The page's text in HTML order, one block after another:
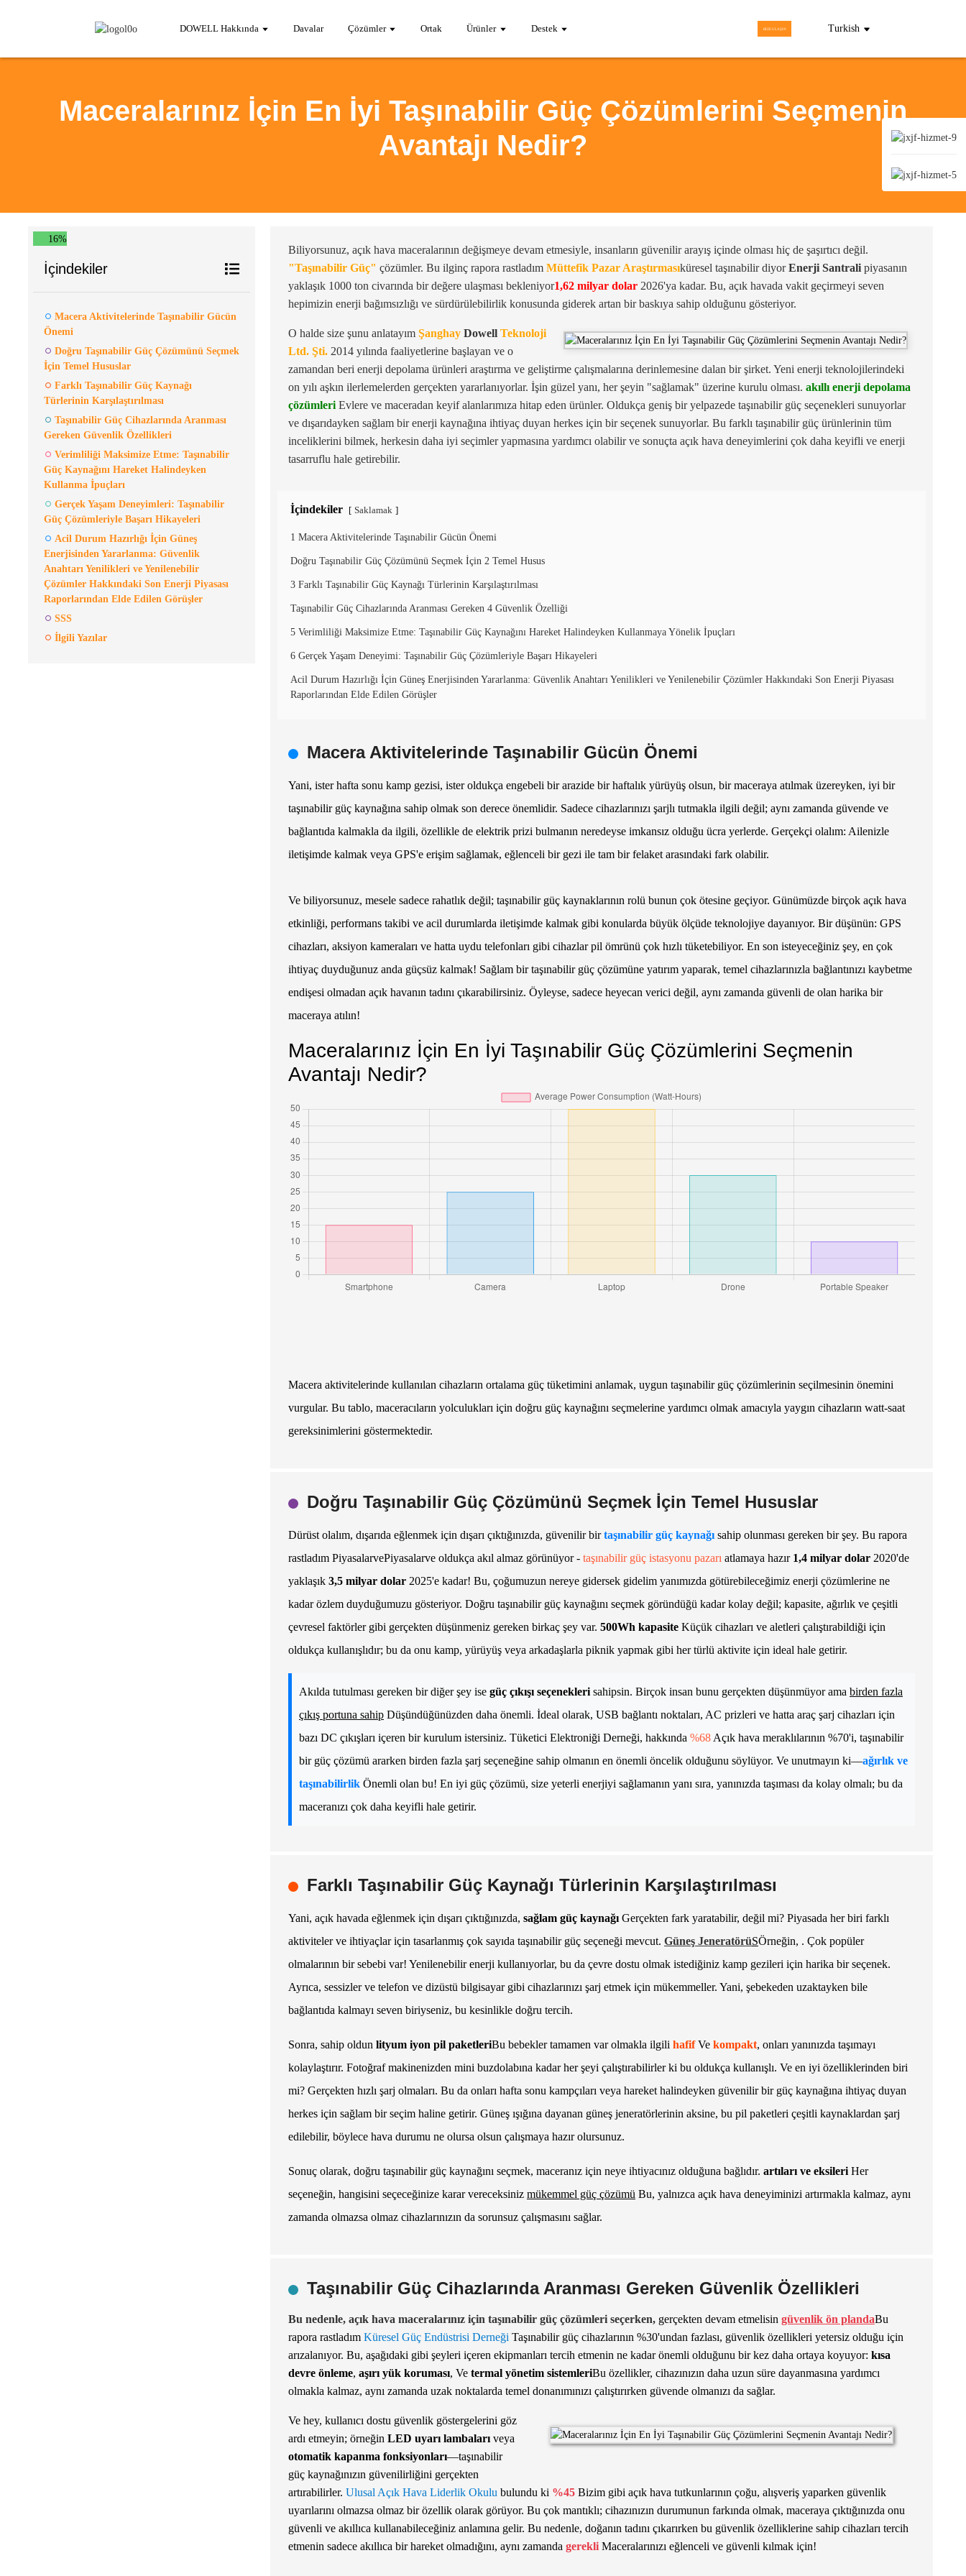
DOWELL Hakkında Davalar Çözümler Ortak Ürünler Destek BİZE ULAŞIN Turkish
Maceralarınız İçin En İyi Taşınabilir Güç Çözümlerini Seçmenin
Avantajı Nedir?
16%
İçindekiler
Macera Aktivitelerinde Taşınabilir Gücün
Önemi
Doğru Taşınabilir Güç Çözümünü Seçmek
İçin Temel Hususlar
Farklı Taşınabilir Güç Kaynağı
Türlerinin Karşılaştırılması
Taşınabilir Güç Cihazlarında Aranması
Gereken Güvenlik Özellikleri
Verimliliği Maksimize Etme: Taşınabilir
Güç Kaynağını Hareket Halindeyken
Kullanma İpuçları
Gerçek Yaşam Deneyimleri: Taşınabilir
Güç Çözümleriyle Başarı Hikayeleri
Acil Durum Hazırlığı İçin Güneş
Enerjisinden Yararlanma: Güvenlik
Anahtarı Yenilikleri ve Yenilenebilir
Çözümler Hakkındaki Son Enerji Piyasası
Raporlarından Elde Edilen Görüşler
SSS
İlgili Yazılar
Biliyorsunuz, açık hava maceralarının değişmeye devam etmesiyle, insanların güvenilir arayış içinde olması hiç de şaşırtıcı değil.
"Taşınabilir Güç" çözümler. Bu ilginç rapora rastladım Müttefik Pazar Araştırmasıküresel taşınabilir diyorEnerji Santrali piyasanın
yaklaşık 1000 ton civarında bir değere ulaşması bekleniyor1,62 milyar dolar 2026'ya kadar. Bu, açık havada vakit geçirmeyi seven
hepimizin enerji bağımsızlığı ve sürdürülebilirlik konusunda giderek artan bir baskıya sahip olduğunu gösteriyor.
O halde size şunu anlatayım Şanghay Dowell Teknoloji
Ltd. Şti. 2014 yılında faaliyetlerine başlayan ve o
zamandan beri enerji depolama ürünleri araştırma ve geliştirme çalışmalarına derinlemesine dalan bir şirket. Yeni enerji teknolojilerindeki
on yılı aşkın ilerlemelerden gerçekten yararlanıyorlar. İşin güzel yanı, her şeyin "sağlamak" üzerine kurulu olması. akıllı enerji depolama
çözümleri Evlere ve maceradan keyif alanlarımıza hitap eden ürünler. Oldukça geniş bir yelpazede taşınabilir güç seçenekleri sunuyorlar
ve dışarıdayken sağlam bir enerji kaynağına ihtiyaç duyan herkes için bir seçenek sunuyorlar. Bu farklı taşınabilir güç ürünlerinin tüm
inceliklerini bilmek, herkesin daha iyi seçimler yapmasına yardımcı olabilir ve sonuçta açık hava deneyimlerini çok daha keyifli ve enerji
tasarruflu hale getirebilir.
İçindekiler [ Saklamak ]
1 Macera Aktivitelerinde Taşınabilir Gücün Önemi
Doğru Taşınabilir Güç Çözümünü Seçmek İçin 2 Temel Husus
3 Farklı Taşınabilir Güç Kaynağı Türlerinin Karşılaştırılması
Taşınabilir Güç Cihazlarında Aranması Gereken 4 Güvenlik Özelliği
5 Verimliliği Maksimize Etme: Taşınabilir Güç Kaynağını Hareket Halindeyken Kullanmaya Yönelik İpuçları
6 Gerçek Yaşam Deneyimi: Taşınabilir Güç Çözümleriyle Başarı Hikayeleri
Acil Durum Hazırlığı İçin Güneş Enerjisinden Yararlanma: Güvenlik Anahtarı Yenilikleri ve Yenilenebilir Çözümler Hakkındaki Son Enerji Piyasası
Raporlarından Elde Edilen Görüşler
Macera Aktivitelerinde Taşınabilir Gücün Önemi
Yani, ister hafta sonu kamp gezisi, ister oldukça engebeli bir arazide bir haftalık yürüyüş olsun, bir maceraya atılmak üzereyken, iyi bir
taşınabilir güç kaynağına sahip olmak son derece önemlidir. Sadece cihazlarınızı şarjlı tutmakla ilgili değil; aynı zamanda güvende ve
bağlantıda kalmakla da ilgili, özellikle de elektrik prizi bulmanın neredeyse imkansız olduğu ücra yerlerde. Gerçekçi olalım: Ailenizle
iletişimde kalmak veya GPS'e erişim sağlamak, eğlenceli bir gezi ile tam bir felaket arasındaki fark olabilir.
Ve biliyorsunuz, mesele sadece rahatlık değil; taşınabilir güç kaynaklarının rolü bunun çok ötesine geçiyor. Günümüzde birçok açık hava
etkinliği, performans takibi ve acil durumlarda iletişimde kalmak gibi konularda büyük ölçüde teknolojiye dayanıyor. Bir düşünün: GPS
cihazları, aksiyon kameraları ve hatta uydu telefonları gibi cihazlar pil ömrünü çok hızlı tüketebiliyor. En son isteyeceğiniz şey, en çok
ihtiyaç duyduğunuz anda güçsüz kalmak! Sağlam bir taşınabilir güç çözümüne yatırım yaparak, temel cihazlarınızla bağlantınızı kaybetme
endişesi olmadan açık havanın tadını çıkarabilirsiniz. Öyleyse, sadece heyecan verici değil, aynı zamanda güvenli de olan harika bir
maceraya atılın!
Maceralarınız İçin En İyi Taşınabilir Güç Çözümlerini Seçmenin
Avantajı Nedir?
Macera aktivitelerinde kullanılan cihazların ortalama güç tüketimini anlamak, uygun taşınabilir güç çözümlerinin seçilmesinin önemini
vurgular. Bu tablo, maceracıların yolculukları için doğru güç kaynağını seçmelerine yardımcı olmak amacıyla yaygın cihazların watt-saat
gereksinimlerini göstermektedir.
Doğru Taşınabilir Güç Çözümünü Seçmek İçin Temel Hususlar
Dürüst olalım, dışarıda eğlenmek için dışarı çıktığınızda, güvenilir birtaşınabilir güç kaynağı sahip olunması gereken bir şey. Bu rapora
rastladım PiyasalarvePiyasalarve oldukça akıl almaz görünüyor - taşınabilir güç istasyonu pazarı atlamaya hazır 1,4 milyar dolar 2020'de
yaklaşık 3,5 milyar dolar 2025'e kadar! Bu, çoğumuzun nereye gidersek gidelim yanımızda götürebileceğimiz enerji çözümlerine ne
kadar özlem duyduğumuzu gösteriyor. Doğru taşınabilir güç kaynağını seçmek göründüğü kadar kolay değil; kapasite, ağırlık ve çeşitli
çevresel faktörler gibi gerçekten düşünmeniz gereken birkaç şey var. 500Wh kapasite Küçük cihazları ve aletleri çalıştırabildiği için
oldukça kullanışlıdır; bu da onu kamp, ​​yürüyüş veya arkadaşlarla piknik yapmak gibi her türlü aktivite için ideal hale getirir.
Akılda tutulması gereken bir diğer şey ise güç çıkışı seçenekleri sahipsin. Birçok insan bunu gerçekten düşünmüyor ama birden fazla
çıkış portuna sahip Düşündüğünüzden daha önemli. İdeal olarak, USB bağlantı noktaları, AC prizleri ve hatta araç şarj cihazları için
bazı DC çıkışları içeren bir kurulum istersiniz. Tüketici Elektroniği Derneği, hakkında %68 Açık hava meraklılarının %70'i, taşınabilir
bir güç çözümü ararken birden fazla şarj seçeneğine sahip olmanın en önemli öncelik olduğunu söylüyor. Ve unutmayın ki—ağırlık ve
taşınabilirlik Önemli olan bu! En iyi güç çözümü, size yeterli enerjiyi sağlamanın yanı sıra, yanınızda taşıması da kolay olmalı; bu da
maceranızı çok daha keyifli hale getirir.
Farklı Taşınabilir Güç Kaynağı Türlerinin Karşılaştırılması
Yani, açık havada eğlenmek için dışarı çıktığınızda, sağlam güç kaynağı Gerçekten fark yaratabilir, değil mi? Piyasada her biri farklı
aktiviteler ve ihtiyaçlar için tasarlanmış çok sayıda taşınabilir güç seçeneği mevcut. Güneş JeneratörüSÖrneğin, . Çok popüler
olmalarının bir sebebi var! Yenilenebilir enerji kullanıyorlar, bu da çevre dostu olmak istediğiniz kamp gezileri için harika bir seçenek.
Ayrıca, sessizler ve telefon ve dizüstü bilgisayar gibi cihazlarınızı şarj etmek için mükemmeller. Yani, şebekeden uzaktayken bile
bağlantıda kalmayı seven biriyseniz, bu kesinlikle doğru tercih.
Sonra, sahip oldun lityum iyon pil paketleriBu bebekler tamamen var olmakla ilgili hafifVe kompakt, onları yanınızda taşımayı
kolaylaştırır. Fotoğraf makinenizden mini buzdolabına kadar her şeyi çalıştırabilirler ki bu oldukça kullanışlı. Ve en iyi özelliklerinden biri
mi? Gerçekten hızlı şarj olmaları. Bu da onları hafta sonu kampçıları veya hareket halindeyken güvenilir bir güç kaynağına ihtiyaç duyan
herkes için sağlam bir seçim haline getirir. Güneş ışığına dayanan güneş jeneratörlerinin aksine, bu pil paketleri çeşitli kaynaklardan şarj
edilebilir, böylece hava durumu ne olursa olsun çalışmaya hazır olursunuz.
Sonuç olarak, doğru taşınabilir güç kaynağını seçmek, maceranız için neye ihtiyacınız olduğuna bağlıdır. artıları ve eksileri Her
seçeneğin, hangisini seçeceğinize karar vereceksiniz mükemmel güç çözümü Bu, yalnızca açık hava deneyiminizi artırmakla kalmaz, aynı
zamanda olmazsa olmaz cihazlarınızın da sorunsuz çalışmasını sağlar.
Taşınabilir Güç Cihazlarında Aranması Gereken Güvenlik Özellikleri
Bu nedenle, açık hava maceralarınız için taşınabilir güç çözümleri seçerken, gerçekten devam etmelisin güvenlik ön plandaBu
rapora rastladım Küresel Güç Endüstrisi Derneği Taşınabilir güç cihazlarının %30'undan fazlası, güvenlik özellikleri yetersiz olduğu için
arızalanıyor. Bu, aşağıdaki gibi şeyleri içeren ekipmanları tercih etmenin ne kadar önemli olduğunu bir kez daha ortaya koyuyor: kısa
devre önleme, aşırı yük koruması, Ve termal yönetim sistemleriBu özellikler, cihazınızın daha uzun süre dayanmasına yardımcı
olmakla kalmaz, aynı zamanda uzak noktalarda temel donanımınızı çalıştırırken güvende olmanızı da sağlar.
Ve hey, kullanıcı dostu güvenlik göstergelerini göz
ardı etmeyin; örneğin LED uyarı lambaları veya
otomatik kapanma fonksiyonları—taşınabilir
güç kaynağınızın güvenilirliğini gerçekten
artırabilirler. Ulusal Açık Hava Liderlik Okulu bulundu ki %45 Bizim gibi açık hava tutkunlarının çoğu, alışveriş yaparken güvenlik
uyarılarını olmazsa olmaz bir özellik olarak görüyor. Bu çok mantıklı; cihazınızın durumunun farkında olmak, maceraya çıktığınızda onu
güvenli ve akıllıca kullanabileceğiniz anlamına gelir. Bu nedenle, doğanın tadını çıkarırken bu güvenlik özelliklerine sahip cihazları tercih
etmenin sadece akıllıca bir hareket olmadığını, aynı zamanda gerekli Maceralarınızı eğlenceli ve güvenli kılmak için!